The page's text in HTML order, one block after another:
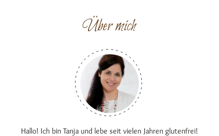
Über mich
Hallo! Ich bin Tanja und lebe seit vielen Jahren glutenfrei!